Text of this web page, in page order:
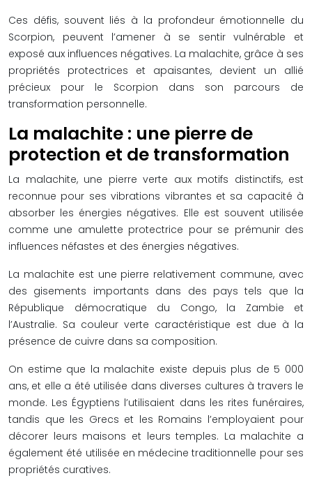
Ces défis, souvent liés à la profondeur émotionnelle du
Scorpion, peuvent l’amener à se sentir vulnérable et
exposé aux influences négatives. La malachite, grâce à ses
propriétés protectrices et apaisantes, devient un allié
précieux pour le Scorpion dans son parcours de
transformation personnelle.
La malachite : une pierre de
protection et de transformation
La malachite, une pierre verte aux motifs distinctifs, est
reconnue pour ses vibrations vibrantes et sa capacité à
absorber les énergies négatives. Elle est souvent utilisée
comme une amulette protectrice pour se prémunir des
influences néfastes et des énergies négatives.
La malachite est une pierre relativement commune, avec
des gisements importants dans des pays tels que la
République démocratique du Congo, la Zambie et
l’Australie. Sa couleur verte caractéristique est due à la
présence de cuivre dans sa composition.
On estime que la malachite existe depuis plus de 5 000
ans, et elle a été utilisée dans diverses cultures à travers le
monde. Les Égyptiens l’utilisaient dans les rites funéraires,
tandis que les Grecs et les Romains l’employaient pour
décorer leurs maisons et leurs temples. La malachite a
également été utilisée en médecine traditionnelle pour ses
propriétés curatives.